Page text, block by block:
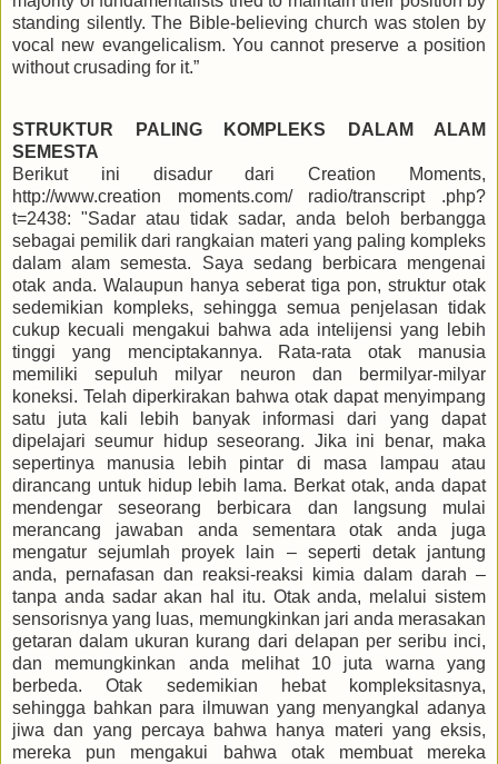
standing silently. The Bible-believing church was stolen by
vocal new evangelicalism. You cannot preserve a position
without crusading for it.”
STRUKTUR PALING KOMPLEKS DALAM ALAM
SEMESTA
Berikut ini disadur dari Creation Moments,
http://www.creation moments.com/ radio/transcript .php?
t=2438: "Sadar atau tidak sadar, anda beloh berbangga
sebagai pemilik dari rangkaian materi yang paling kompleks
dalam alam semesta. Saya sedang berbicara mengenai
otak anda. Walaupun hanya seberat tiga pon, struktur otak
sedemikian kompleks, sehingga semua penjelasan tidak
cukup kecuali mengakui bahwa ada intelijensi yang lebih
tinggi yang menciptakannya. Rata-rata otak manusia
memiliki sepuluh milyar neuron dan bermilyar-milyar
koneksi. Telah diperkirakan bahwa otak dapat menyimpang
satu juta kali lebih banyak informasi dari yang dapat
dipelajari seumur hidup seseorang. Jika ini benar, maka
sepertinya manusia lebih pintar di masa lampau atau
dirancang untuk hidup lebih lama. Berkat otak, anda dapat
mendengar seseorang berbicara dan langsung mulai
merancang jawaban anda sementara otak anda juga
mengatur sejumlah proyek lain – seperti detak jantung
anda, pernafasan dan reaksi-reaksi kimia dalam darah –
tanpa anda sadar akan hal itu. Otak anda, melalui sistem
sensorisnya yang luas, memungkinkan jari anda merasakan
getaran dalam ukuran kurang dari delapan per seribu inci,
dan memungkinkan anda melihat 10 juta warna yang
berbeda. Otak sedemikian hebat kompleksitasnya,
sehingga bahkan para ilmuwan yang menyangkal adanya
jiwa dan yang percaya bahwa hanya materi yang eksis,
mereka pun mengakui bahwa otak membuat mereka